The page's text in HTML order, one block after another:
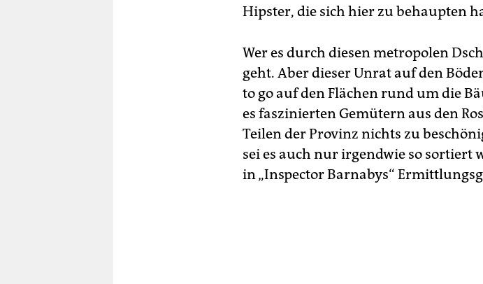
Hipster, die sich hier zu behaupten
Wer es durch diesen metropolen
geht. Aber dieser Unrat auf den
to go auf den Flächen rund um die
es faszinierten Gemütern aus den
Teilen der Provinz nichts zu
sei es auch nur irgendwie so sortiert
in „Inspector Barnabys“